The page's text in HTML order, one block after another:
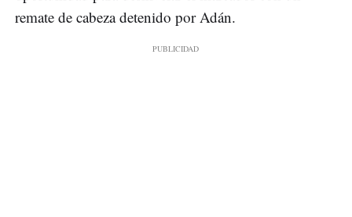
remate de cabeza detenido por Adán.